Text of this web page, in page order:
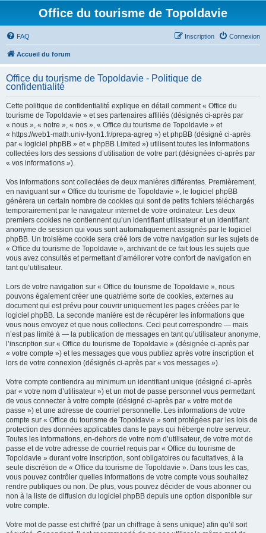
Office du tourisme de Topoldavie
FAQ Connexion
Inscription
Accueil du forum
Office du tourisme de Topoldavie - Politique de
confidentialité
Cette politique de confidentialité explique en détail comment « Office du
tourisme de Topoldavie » et ses partenaires affiliés (désignés ci-après par
« nous », « notre », « nos », « Office du tourisme de Topoldavie » et
« https://web1-math.univ-lyon1.fr/prepa-agreg ») et phpBB (désigné ci-après
par « logiciel phpBB » et « phpBB Limited ») utilisent toutes les informations
collectées lors des sessions d’utilisation de votre part (désignées ci-après par
« vos informations »).
Vos informations sont collectées de deux manières différentes. Premièrement,
en naviguant sur « Office du tourisme de Topoldavie », le logiciel phpBB
génèrera un certain nombre de cookies qui sont de petits fichiers téléchargés
temporairement par le navigateur internet de votre ordinateur. Les deux
premiers cookies ne contiennent qu’un identifiant utilisateur et un identifiant
anonyme de session qui vous sont automatiquement assignés par le logiciel
phpBB. Un troisième cookie sera créé lors de votre navigation sur les sujets de
« Office du tourisme de Topoldavie », archivant de ce fait tous les sujets que
vous avez consultés et permettant d’améliorer votre confort de navigation en
tant qu’utilisateur.
Lors de votre navigation sur « Office du tourisme de Topoldavie », nous
pouvons également créer une quatrième sorte de cookies, externes au
document qui est prévu pour couvrir uniquement les pages créées par le
logiciel phpBB. La seconde manière est de récupérer les informations que
vous nous envoyez et que nous collectons. Ceci peut correspondre — mais
n’est pas limité à — la publication de messages en tant qu’utilisateur anonyme,
l’inscription sur « Office du tourisme de Topoldavie » (désignée ci-après par
« votre compte ») et les messages que vous publiez après votre inscription et
lors de votre connexion (désignés ci-après par « vos messages »).
Votre compte contiendra au minimum un identifiant unique (désigné ci-après
par « votre nom d’utilisateur ») et un mot de passe personnel vous permettant
de vous connecter à votre compte (désigné ci-après par « votre mot de
passe ») et une adresse de courriel personnelle. Les informations de votre
compte sur « Office du tourisme de Topoldavie » sont protégées par les lois de
protection des données applicables dans le pays qui héberge notre serveur.
Toutes les informations, en-dehors de votre nom d’utilisateur, de votre mot de
passe et de votre adresse de courriel requis par « Office du tourisme de
Topoldavie » durant votre inscription, sont obligatoires ou facultatives, à la
seule discrétion de « Office du tourisme de Topoldavie ». Dans tous les cas,
vous pouvez contrôler quelles informations de votre compte vous souhaitez
rendre publiques ou non. De plus, vous pouvez décider de vous abonner ou
non à la liste de diffusion du logiciel phpBB depuis une option disponible sur
votre compte.
Votre mot de passe est chiffré (par un chiffrage à sens unique) afin qu’il soit